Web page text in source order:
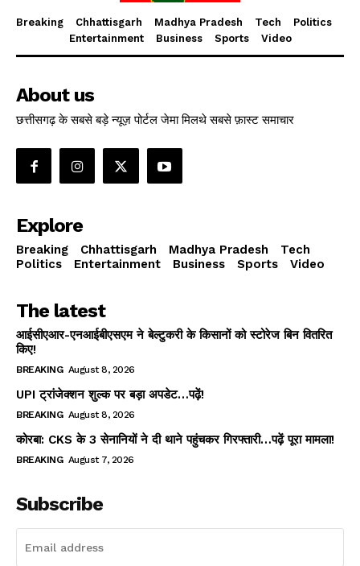
Breaking Chhattisgarh Madhya Pradesh Tech
Politics
Entertainment
Business Sports Video
About us
छत्तीसगढ़ के सबसे बड़े न्यूज़ पोर्टल जेमा मिलथे सबसे फ़ास्ट समाचार
Explore
Breaking Chhattisgarh Madhya Pradesh
Tech
Politics
Entertainment Business Sports Video
The latest
आईसीएआर-एनआईबीएसएम ने बेल्टुकरी के किसानों को स्टोरेज बिन वितरित
किए!
BREAKING August 8, 2026
UPI ट्रांजेक्शन शुल्क पर बड़ा अपडेट…पढ़ें!
BREAKING August 8, 2026
कोरबा: CKS के 3 सेनानियों ने दी थाने पहुंचकर गिरफ्तारी…पढ़ें पूरा मामला!
BREAKING August 7, 2026
Subscribe